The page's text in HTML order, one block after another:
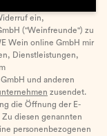
ein,
("Weinfreunde") zu
Wein online GmbH mir
Dienstleistungen,
und anderen
zusendet.
die Öffnung der E-
Zu diesen genannten
personenbezogenen